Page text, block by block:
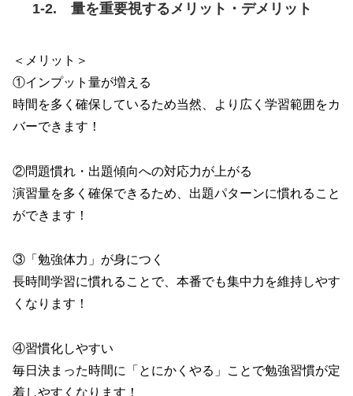
1-2. 量を重要視するメリット・デメリット
＜メリット＞
①インプット量が増える
時間を多く確保しているため当然、より広く学習範囲をカ
バーできます！
②問題慣れ・出題傾向への対応力が上がる
演習量を多く確保できるため、出題パターンに慣れること
ができます！
③「勉強体力」が身につく
長時間学習に慣れることで、本番でも集中力を維持しやす
くなります！
④習慣化しやすい
毎日決まった時間に「とにかくやる」ことで勉強習慣が定
着しやすくなります！